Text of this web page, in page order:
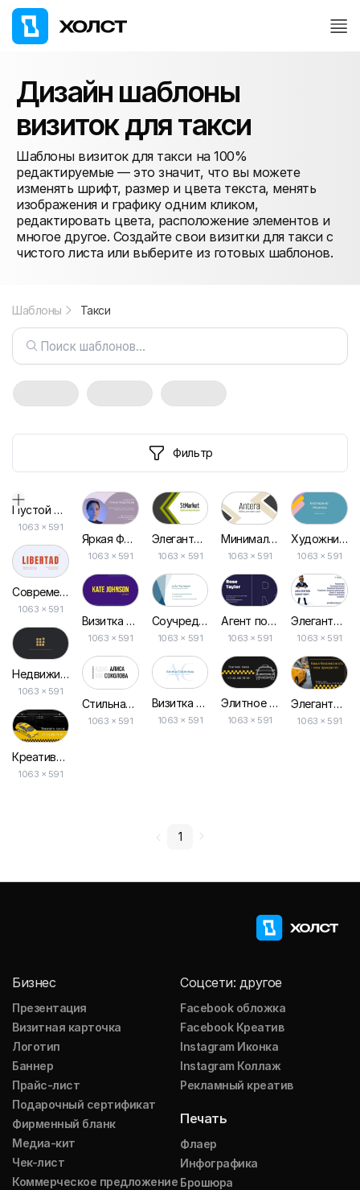
Дизайн шаблоны
визиток для такси
Шаблоны визиток для такси на 100%
редактируемые — это значит, что вы можете
изменять шрифт, размер и цвета текста, менять
изображения и графику одним кликом,
редактировать цвета, расположение элементов и
многое другое. Создайте свои визитки для такси с
чистого листа или выберите из готовых шаблонов.
Шаблоны Такси
Фильтр
Пустой дизайн-макет
1063 × 591
Современная Минималистичная Визитка в Голубых и Красных Тонах
1063 × 591
Недвижимость: Элегантные Золотые и Черные Визитки
1063 × 591
Креативная Визитка Такси в Желтых и Черных Тонах
1063 × 591
Яркая Фиолетовая Визитка для Менеджера Проектов Бизнеса
1063 × 591
Визитка Веб-дизайнера
1063 × 591
Стильная Визитка для Адвокатов в Деловом Стиле
1063 × 591
Элегантная Визитка в Бело-зеленом Стиле
1063 × 591
Соучредитель Компании Геометрическая Визитная Карточка
1063 × 591
Визитка Парикмахера: Бело-синяя Стильная Дизайнерская Шаблон
1063 × 591
Минималистичная Визитка в Белом и Коричневом Цветах
1063 × 591
Агент по Недвижимости Голубая Визитная Карточка
1063 × 591
Элитное Такси Черного и Белого Цвета — Визитка
1063 × 591
Художник Аниматор Визитка
1063 × 591
Элегантная Визитка для Юриста и Адвоката в Белых Оттенках
1063 × 591
Элегантная Минималистичная Визитка в Черно-белом Дизайне для Таски
1063 × 591
1
Бизнес
Презентация
Визитная карточка
Логотип
Баннер
Прайс-лист
Подарочный сертификат
Фирменный бланк
Медиа-кит
Чек-лист
Коммерческое предложение
Соцсети: другое
Facebook обложка
Facebook Креатив
Instagram Иконка
Instagram Коллаж
Рекламный креатив
Печать
Флаер
Инфографика
Брошюра